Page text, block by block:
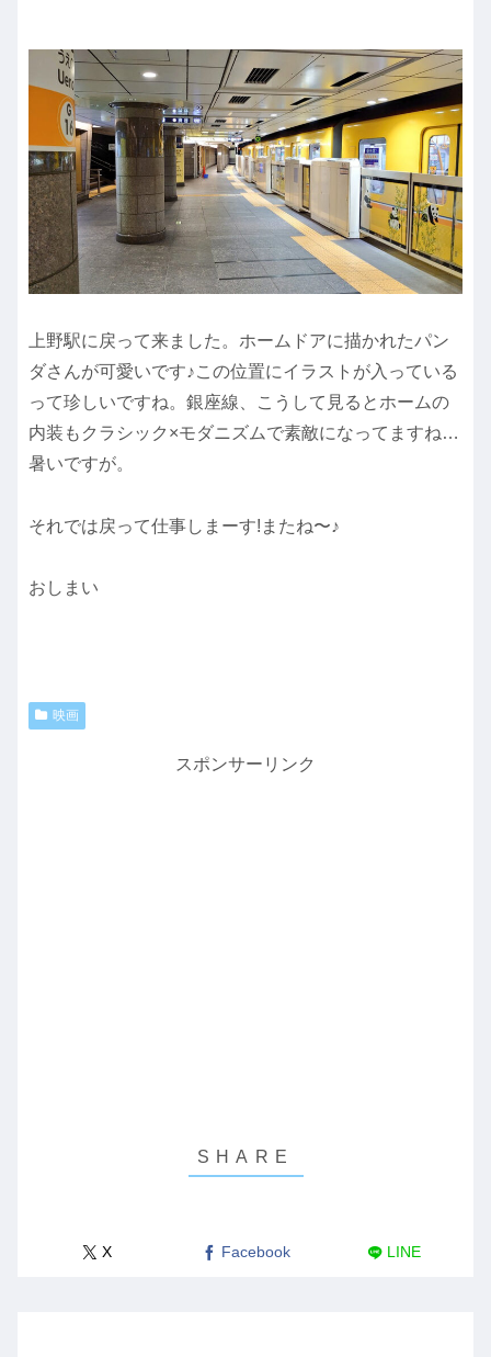
上野駅に戻って来ました。ホームドアに描かれたパン
ダさんが可愛いです♪この位置にイラストが入っている
って珍しいですね。銀座線、こうして見るとホームの
内装もクラシック×モダニズムで素敵になってますね…
暑いですが。
それでは戻って仕事しまーす!またね〜♪
おしまい
映画
スポンサーリンク
X Facebook LINE